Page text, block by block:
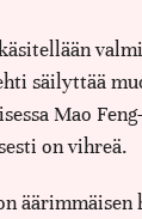
säilyttää
Mao
on vihreä.
äärimmäisen